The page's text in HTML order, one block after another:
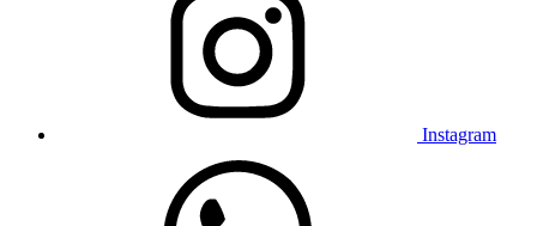
Instagram